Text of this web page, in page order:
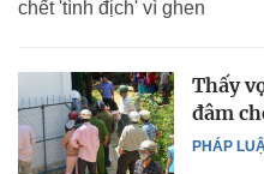
chết 'tình địch' vì ghen
PHÁP
Thấy
đâm